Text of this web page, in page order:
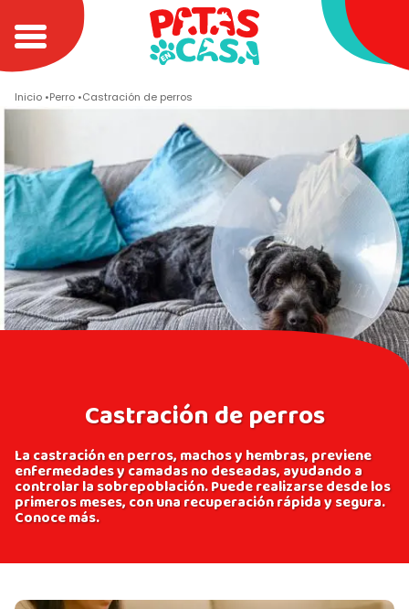
Inicio Perro Castración de perros
Castración de perros
La castración en perros, machos y hembras, previene
enfermedades y camadas no deseadas, ayudando a
controlar la sobrepoblación. Puede realizarse desde los
primeros meses, con una recuperación rápida y segura.
Conoce más.